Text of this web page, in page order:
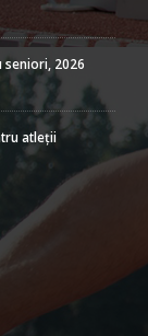
seniori, 2026
atleții